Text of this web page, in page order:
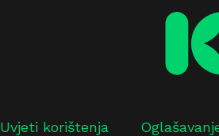
Uvjeti korištenja